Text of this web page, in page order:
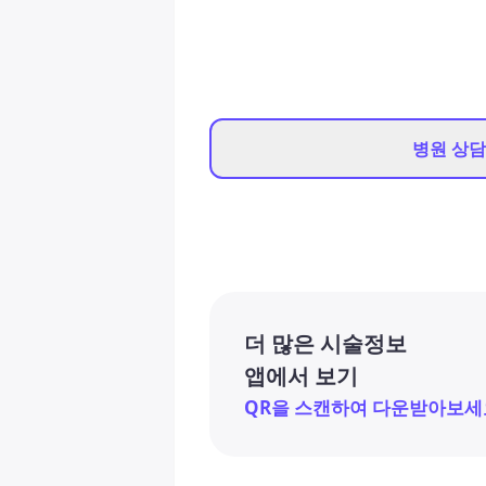
병원 상
더 많은 시술정보
앱에서 보기
QR을 스캔하여 다운받아보세